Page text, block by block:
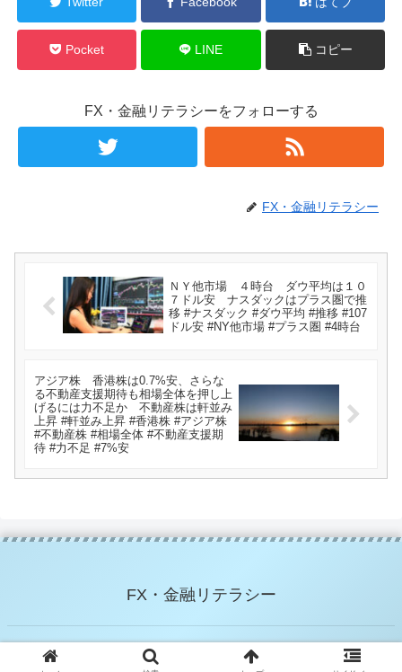
Pocket LINE コピー
FX・金融リテラシーをフォローする
FX・金融リテラシー
ＮＹ他市場 ４時台 ダウ平均は１０
７ドル安 ナスダックはプラス圏で推
移 #ナスダック #ダウ平均 #推移 #107
ドル安 #NY他市場 #プラス圏 #4時台
アジア株 香港株は0.7%安、さらな
る不動産支援期待も相場全体を押し上
げるには力不足か 不動産株は軒並み
上昇 #軒並み上昇 #香港株 #アジア株
#不動産株 #相場全体 #不動産支援期
待 #力不足 #7%安
FX・金融リテラシー
© 2021 FX・金融リテラシー.